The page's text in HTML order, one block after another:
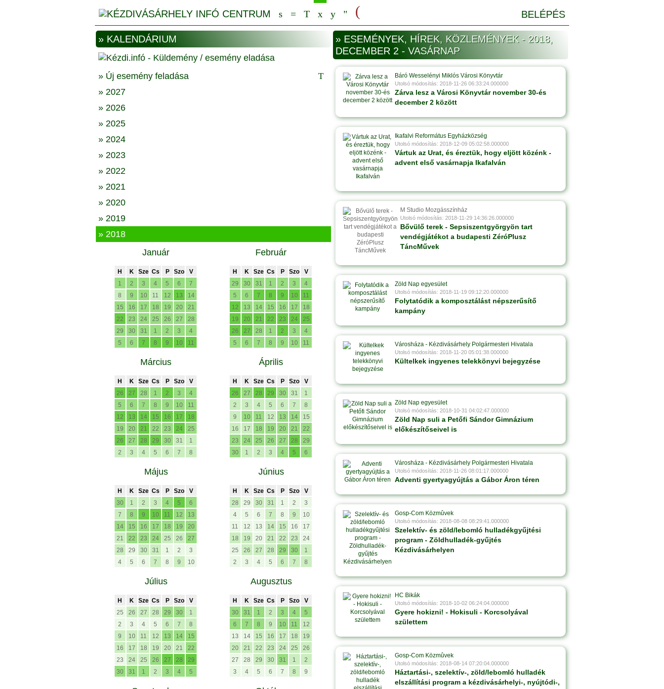
BELÉPÉS
» KALENDÁRIUM
» Új esemény feladása
» 2027
» 2026
» 2025
» 2024
» 2023
» 2022
» 2021
» 2020
» 2019
» 2018
Január
H K Sze Cs P Szo
V
1
2 3 4 5 6
7
8
9 10 11 12 13
14
15
16 17 18 19 20
21
22
23 24 25 26 27
28
29
30 31 1 2 3
4
5
6 7 8 9 10 11
Február
H K Sze Cs P Szo
V
29
30 31 1 2 3
4
5
6 7 8 9 10
11
12
13 14 15 16 17
18
19
20 21 22 23 24
25
26
27 28 1 2 3
4
5
6 7 8 9 10 11
Március
H K Sze Cs P Szo
V
26
27 28 1 2 3
4
5
6 7 8 9 10
11
12
13 14 15 16 17
18
19
20 21 22 23 24
25
26
27 28 29 30 31
1
2
3 4 5 6 7 8
Április
H K Sze Cs P Szo
V
26
27 28 29 30 31
1
2
3 4 5 6 7
8
9
10 11 12 13 14
15
16
17 18 19 20 21
22
23
24 25 26 27 28
29
30
1 2 3 4 5 6
Május
H K Sze Cs P Szo
V
30
1 2 3 4 5
6
7
8 9 10 11 12
13
14
15 16 17 18 19
20
21
22 23 24 25 26
27
28
29 30 31 1 2
3
4
5 6 7 8 9 10
Június
H K Sze Cs P Szo
V
28
29 30 31 1 2
3
4
5 6 7 8 9
10
11
12 13 14 15 16
17
18
19 20 21 22 23
24
25
26 27 28 29 30
1
2
3 4 5 6 7 8
Július
H K Sze Cs P Szo
V
25
26 27 28 29 30
1
2
3 4 5 6 7
8
9
10 11 12 13 14
15
16
17 18 19 20 21
22
23
24 25 26 27 28
29
30
31 1 2 3 4 5
Augusztus
H K Sze Cs P Szo
V
30
31 1 2 3 4
5
6
7 8 9 10 11
12
13
14 15 16 17 18
19
20
21 22 23 24 25
26
27
28 29 30 31 1
2
3
4 5 6 7 8 9
» ESEMÉNYEK, HÍREK, KÖZLEMÉNYEK - 2018,
DECEMBER 2 - VASÁRNAP
Báró Wesselényi Miklós Városi Könyvtár
Utolsó módosítás: 2018-11-26 06:33:24.000000
Zárva lesz a Városi Könyvtár november 30-és
december 2 között
Ikafalvi Református Egyházközség
Utolsó módosítás: 2018-12-09 05:02:58.000000
Vártuk az Urat, és éreztük, hogy eljött közénk -
advent első vasárnapja Ikafalván
M Studio Mozgásszínház
Utolsó módosítás: 2018-11-29 14:36:26.000000
Bővülő terek - Sepsiszentgyörgyön tart
vendégjátékot a budapesti ZéróPlusz
TáncMűvek
Zöld Nap egyesület
Utolsó módosítás: 2018-11-19 09:12:20.000000
Folytatódik a komposztálást népszerűsítő
kampány
Városháza - Kézdivásárhely Polgármesteri Hivatala
Utolsó módosítás: 2018-11-20 05:01:38.000000
Kültelkek ingyenes telekkönyvi bejegyzése
Zöld Nap egyesület
Utolsó módosítás: 2018-10-31 04:02:47.000000
Zöld Nap suli a Petőfi Sándor Gimnázium
előkészítőseivel is
Városháza - Kézdivásárhely Polgármesteri Hivatala
Utolsó módosítás: 2018-11-26 08:01:17.000000
Adventi gyertyagyújtás a Gábor Áron téren
Gosp-Com Közmûvek
Utolsó módosítás: 2018-08-08 08:29:41.000000
Szelektív- és zöld/lebomló hulladékgyűjtési
program - Zöldhulladék-gyűjtés
Kézdivásárhelyen
HC Bikák
Utolsó módosítás: 2018-10-02 06:24:04.000000
Gyere hokizni! - Hokisuli - Korcsolyával
születtem
Gosp-Com Közmûvek
Utolsó módosítás: 2018-08-14 07:20:04.000000
Háztartási-, szelektív-, zöld/lebomló hulladék
elszállítási program a kézdivásárhelyi-, nyújtódi-,